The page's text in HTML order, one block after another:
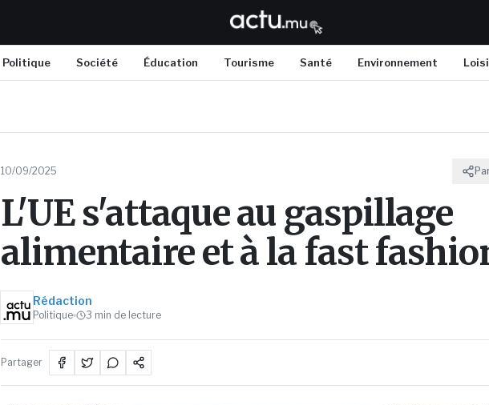
Politique Société Éducation Tourisme Santé Environnement
10/09/2025
L'UE s'attaque au gaspillage
alimentaire et à la fast
Rédaction
Politique 3 min de lecture
Partager